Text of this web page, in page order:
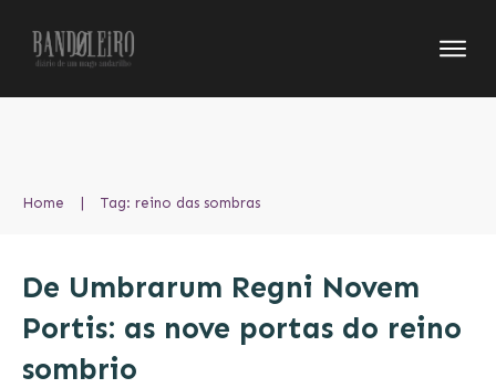
Home | Tag: reino das sombras
De Umbrarum Regni Novem
Portis: as nove portas do reino
sombrio